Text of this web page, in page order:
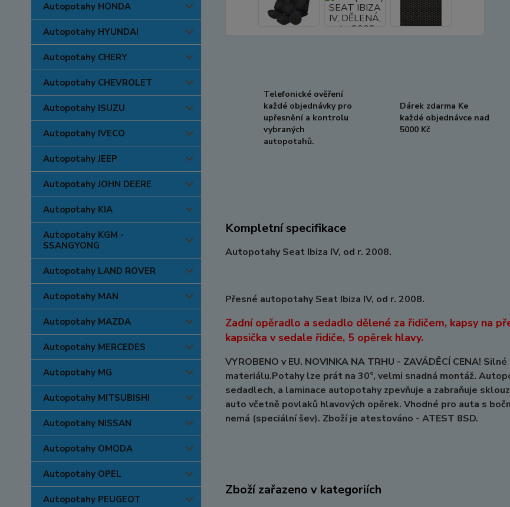
Autopotahy HONDA
Autopotahy HYUNDAI
Autopotahy CHERY
Autopotahy CHEVROLET
Autopotahy ISUZU
Autopotahy IVECO
Autopotahy JEEP
Autopotahy JOHN DEERE
Autopotahy KIA
Autopotahy KGM -
SSANGYONG
Autopotahy LAND ROVER
Autopotahy MAN
Autopotahy MAZDA
Autopotahy MERCEDES
Autopotahy MG
Autopotahy MITSUBISHI
Autopotahy NISSAN
Autopotahy OMODA
Autopotahy OPEL
Autopotahy PEUGEOT
Telefonické ověření
každé objednávky pro
upřesnění a kontrolu
vybraných
autopotahů.
Dárek zdarma Ke
každé objednávce nad
5000 Kč
Kompletní specifikace
Autopotahy Seat Ibiza IV, od r. 2008.
Přesné autopotahy Seat Ibiza IV, od r. 2008.
Zadní opěradlo a sedadlo dělené za řidičem, kapsy na
kapsička v sedale řidiče, 5 opěrek hlavy.
VYROBENO v EU. NOVINKA NA TRHU - ZAVÁDĚCÍ CENA!
materiálu.Potahy lze prát na 30°, velmi snadná montáž.
sedadlech, a laminace autopotahy zpevňuje a zabraňuje
auto včetně povlaků hlavových opěrek. Vhodné pro auta s
nemá (speciální šev). Zboží je atestováno - ATEST 8SD.
Zboží zařazeno v kategoriích